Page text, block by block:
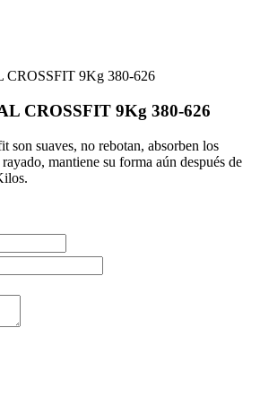
CROSSFIT 9Kg 380-626
son suaves, no rebotan, absorben los
mantiene su forma aún después de